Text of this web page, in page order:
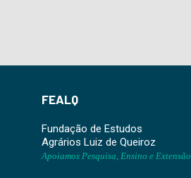
FEALQ
Fundação de Estudos
Agrários Luiz de Queiroz
Apoiamos Pesquisa, Ensino e Extensão